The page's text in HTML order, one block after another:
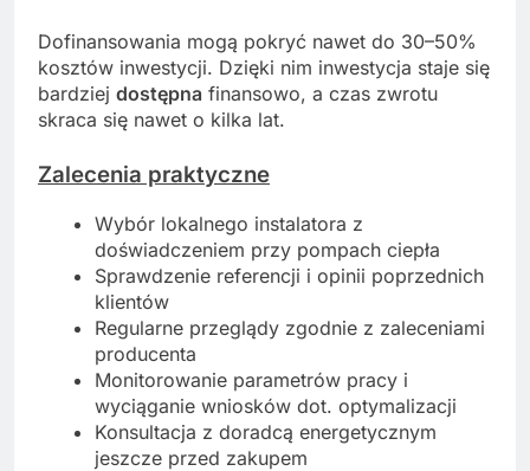
Dofinansowania mogą pokryć nawet do 30–50%
kosztów inwestycji. Dzięki nim inwestycja staje się
bardziej dostępna finansowo, a czas zwrotu
skraca się nawet o kilka lat.
Zalecenia praktyczne
Wybór lokalnego instalatora z
doświadczeniem przy pompach ciepła
Sprawdzenie referencji i opinii poprzednich
klientów
Regularne przeglądy zgodnie z zaleceniami
producenta
Monitorowanie parametrów pracy i
wyciąganie wniosków dot. optymalizacji
Konsultacja z doradcą energetycznym
jeszcze przed zakupem